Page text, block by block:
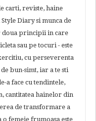
carti, reviste, haine
Diary si munca de
doua principii in care
sau pe tocuri - este
cu perseverenta
bun-simt, iar a te sti
a face cu tendintele,
cantitatea hainelor din
de transformare a
o femeie frumoasa este